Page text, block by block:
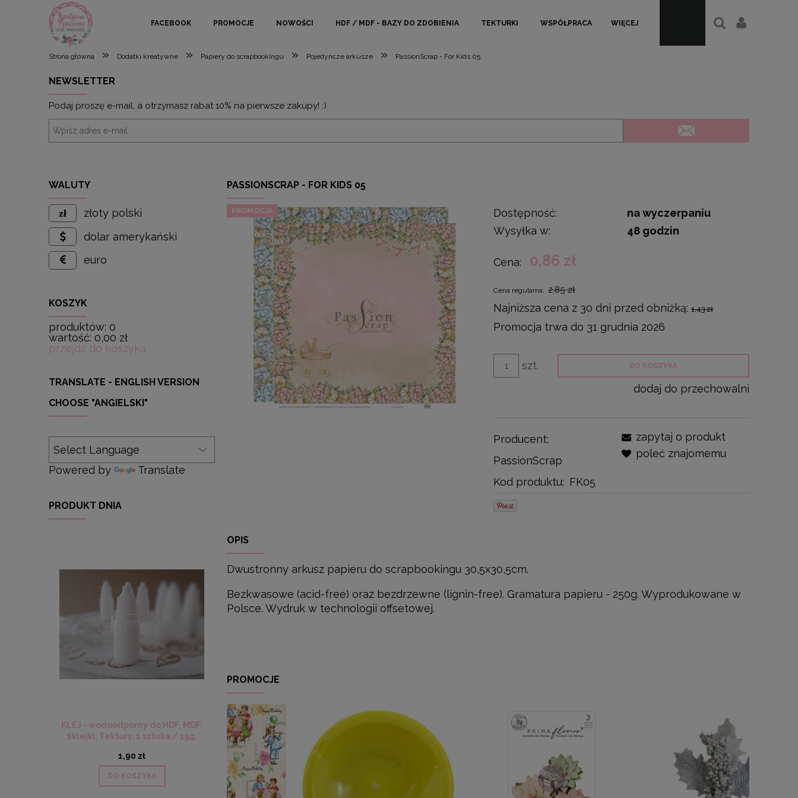
FACEBOOK PROMOCJE NOWOŚCI HDF / MDF - BAZY DO ZDOBIENIA TEKTURKI WSPÓŁPRACA WIĘCEJ
Strona główna » Dodatki kreatywne » Papiery do scrapbookingu » Pojedyncze arkusze » PassionScrap - For Kids 05
NEWSLETTER
Podaj proszę e-mail, a otrzymasz rabat 10% na pierwsze zakupy! :)
WALUTY
złoty polski
dolar amerykański
euro
KOSZYK
produktów: 0
wartość: 0,00 zł
przejdź do koszyka
TRANSLATE - ENGLISH VERSION
CHOOSE "ANGIELSKI"
Powered by Translate
PRODUKT DNIA
KLEJ - wodoodporny do HDF, MDF,
Sklejki, Tektury, 1 sztuka / 15g.
1,90 zł
DO KOSZYKA
PASSIONSCRAP - FOR KIDS 05
PROMOCJA Dostępność:
na wyczerpaniu
Wysyłka w:
48 godzin
Cena: 0,86 zł
Cena regularna: 2,85 zł
Najniższa cena z 30 dni przed obniżką:1,43 zł
Promocja trwa do 31 grudnia 2026
szt. DO KOSZYKA
dodaj do przechowalni
Producent:
PassionScrap
Kod produktu: FK05
zapytaj o produkt
poleć znajomemu
OPIS
Dwustronny arkusz papieru do scrapbookingu 30,5x30,5cm.
Bezkwasowe (acid-free) oraz bezdrzewne (lignin-free). Gramatura papieru - 250g. Wyprodukowane w
Polsce. Wydruk w technologii offsetowej.
PROMOCJE